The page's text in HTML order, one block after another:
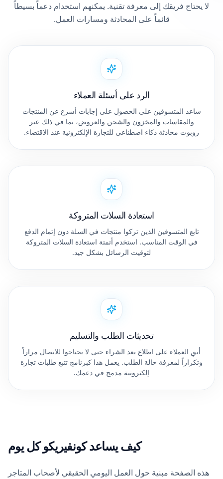
لا يحتاج فريقك إلى معرفة تقنية. يمكنهم استخدام دعماً بسيطاً
قائماً على المحادثة ومسارات العمل.
الرد على أسئلة العملاء
ساعد المتسوقين على الحصول على إجابات أسرع عن المنتجات
والمقاسات والمخزون والشحن والعروض، بما في ذلك عبر
روبوت محادثة ذكاء اصطناعي للتجارة الإلكترونية عند الاقتضاء.
استعادة السلات المتروكة
تابع المتسوقين الذين تركوا منتجات في السلة دون إتمام الدفع
في الوقت المناسب. استخدم أتمتة استعادة السلات المتروكة
لتوقيت الرسائل بشكل جيد.
تحديثات الطلب والتسليم
أبقِ العملاء على اطلاع بعد الشراء حتى لا يحتاجوا للاتصال مراراً
وتكراراً لمعرفة حالة الطلب. يعمل هذا كبرنامج تتبع طلبات تجارة
إلكترونية مدمج في دعمك.
كيف يساعد كونفيريكو كل يوم
هذه الصفحة مبنية حول العمل اليومي الحقيقي لأصحاب المتاجر